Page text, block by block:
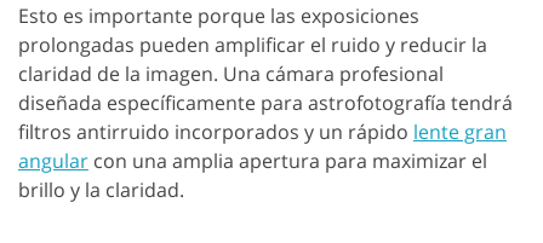
Esto es importante porque las exposiciones
prolongadas pueden amplificar el ruido y reducir la
claridad de la imagen. Una cámara profesional
diseñada específicamente para astrofotografía tendrá
filtros antirruido incorporados y un rápido lente gran
angular con una amplia apertura para maximizar el
brillo y la claridad.